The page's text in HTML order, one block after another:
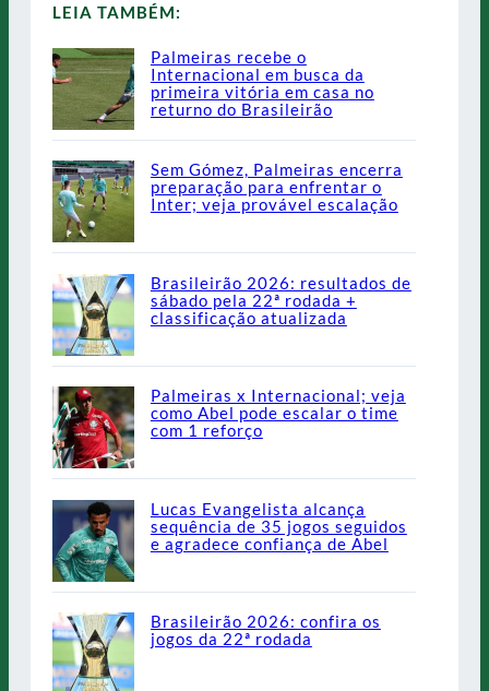
LEIA TAMBÉM:
Palmeiras recebe o
Internacional em busca da
primeira vitória em casa no
returno do Brasileirão
Sem Gómez, Palmeiras encerra
preparação para enfrentar o
Inter; veja provável escalação
Brasileirão 2026: resultados de
sábado pela 22ª rodada +
classificação atualizada
Palmeiras x Internacional; veja
como Abel pode escalar o time
com 1 reforço
Lucas Evangelista alcança
sequência de 35 jogos seguidos
e agradece confiança de Abel
Brasileirão 2026: confira os
jogos da 22ª rodada